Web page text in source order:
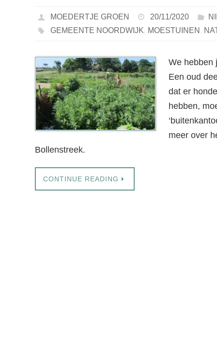
MOEDERTJE GROEN 20/11/2020
GEMEENTE NOORDWIJK, MOESTUINEN ,
We hebben
Een oud
dat er
hebben,
meer over
Bollenstreek.
CONTINUE READING